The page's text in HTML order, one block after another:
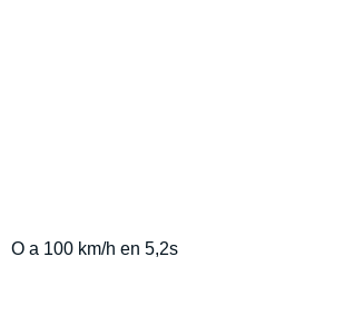
O a 100 km/h en 5,2s